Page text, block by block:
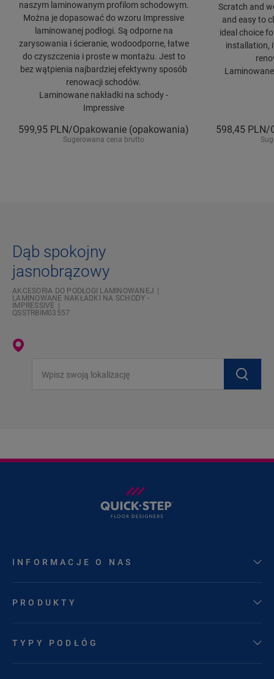
naszym laminowanym profilom schodowym.
Można je dopasować do wzoru Impressive
laminowanej podłogi. Są odporne na
zarysowania i ścieranie, wodoodporne, łatwe
do czyszczenia i proste w montażu. Jest to
bez wątpienia najbardziej efektywny sposób
renowacji schodów.
Laminowane nakładki na schody -
Impressive
599,95 PLN/Opakowanie (opakowania)
Sugerowana cena brutto
Scratch and
and easy to
ideal choice
installation,
598,45 PLN/
Dąb spokojny
jasnobrązowy
AKCESORIA DO PODŁOGI LAMINOWANEJ
LAMINOWANE NAKŁADKI NA SCHODY -
IMPRESSIVE
QSSTRBIM03557
INFORMACJE O NAS
PRODUKTY
TYPY PODŁÓG